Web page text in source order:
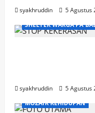
syakhruddin 5 Agustus
SHELTER WARGA
syakhruddin 5 Agustus
MOZAIK KEHIDUPAN